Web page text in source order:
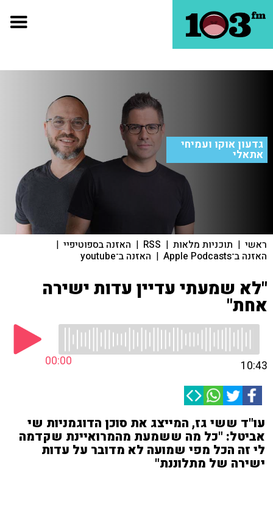
גדעון אוקו ועמיחי
אתאלי
ראשי | תוכניות מלאות |
RSS
| האזנה בספוטיפיי |
האזנה ב־Apple Podcasts | האזנה ב־youtube
"לא שמעתי עדיין עדות ישירה
אחת"
00:00 10:43
עו"ד ששי גז, המייצג את סוכן הדוגמניות שי
אביטל: "כל מה ששמעת מהמרואיינת שקדמה
לי זה הכל מפי שמועה לא מדובר על עדות
ישירה של מתלוננת"